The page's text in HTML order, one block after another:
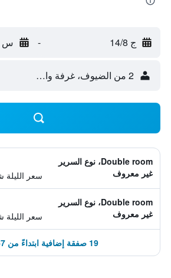
ج 14/8 - س 15/8
2 من الضيوف، غرفة واحدة
Double room، نوع السرير
غير معروف
سعر الليلة
Double room، نوع السرير
غير معروف
سعر الليلة
19 صفقة إضافية ابتداءً من 467 ﷼